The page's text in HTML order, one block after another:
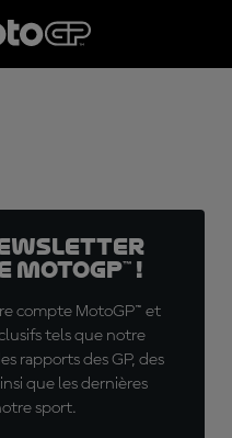
!
compte MotoGP™ et
tels que notre
rapports des GP, des
que les dernières
sport.